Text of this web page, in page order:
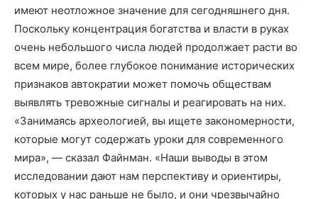
имеют неотложное значение для сегодняшнего дня.
Поскольку концентрация богатства и власти в руках
очень небольшого числа людей продолжает расти во
всем мире, более глубокое понимание исторических
признаков автократии может помочь обществам
выявлять тревожные сигналы и реагировать на них.
«Занимаясь археологией, вы ищете закономерности,
которые могут содержать уроки для современного
мира», — сказал Файнман. «Наши выводы в этом
исследовании дают нам перспективу и ориентиры,
которых у нас раньше не было, и они чрезвычайно